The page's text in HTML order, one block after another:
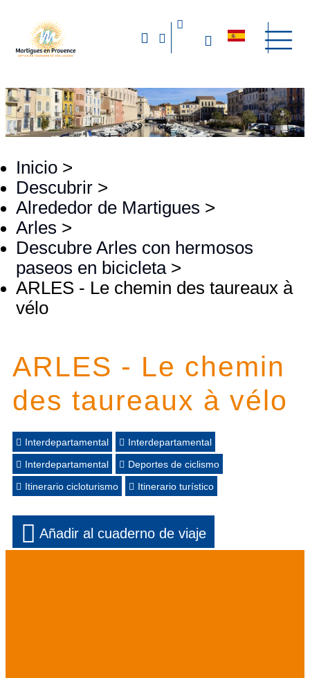
Inicio >
Descubrir >
Alrededor de Martigues >
Arles >
Descubre Arles con hermosos
paseos en bicicleta >
ARLES - Le chemin des taureaux à
vélo
ARLES - Le chemin
des taureaux à vélo
Interdepartamental
Interdepartamental
Interdepartamental
Deportes de ciclismo
Itinerario cicloturismo
Itinerario turístico
Añadir al cuaderno de viaje